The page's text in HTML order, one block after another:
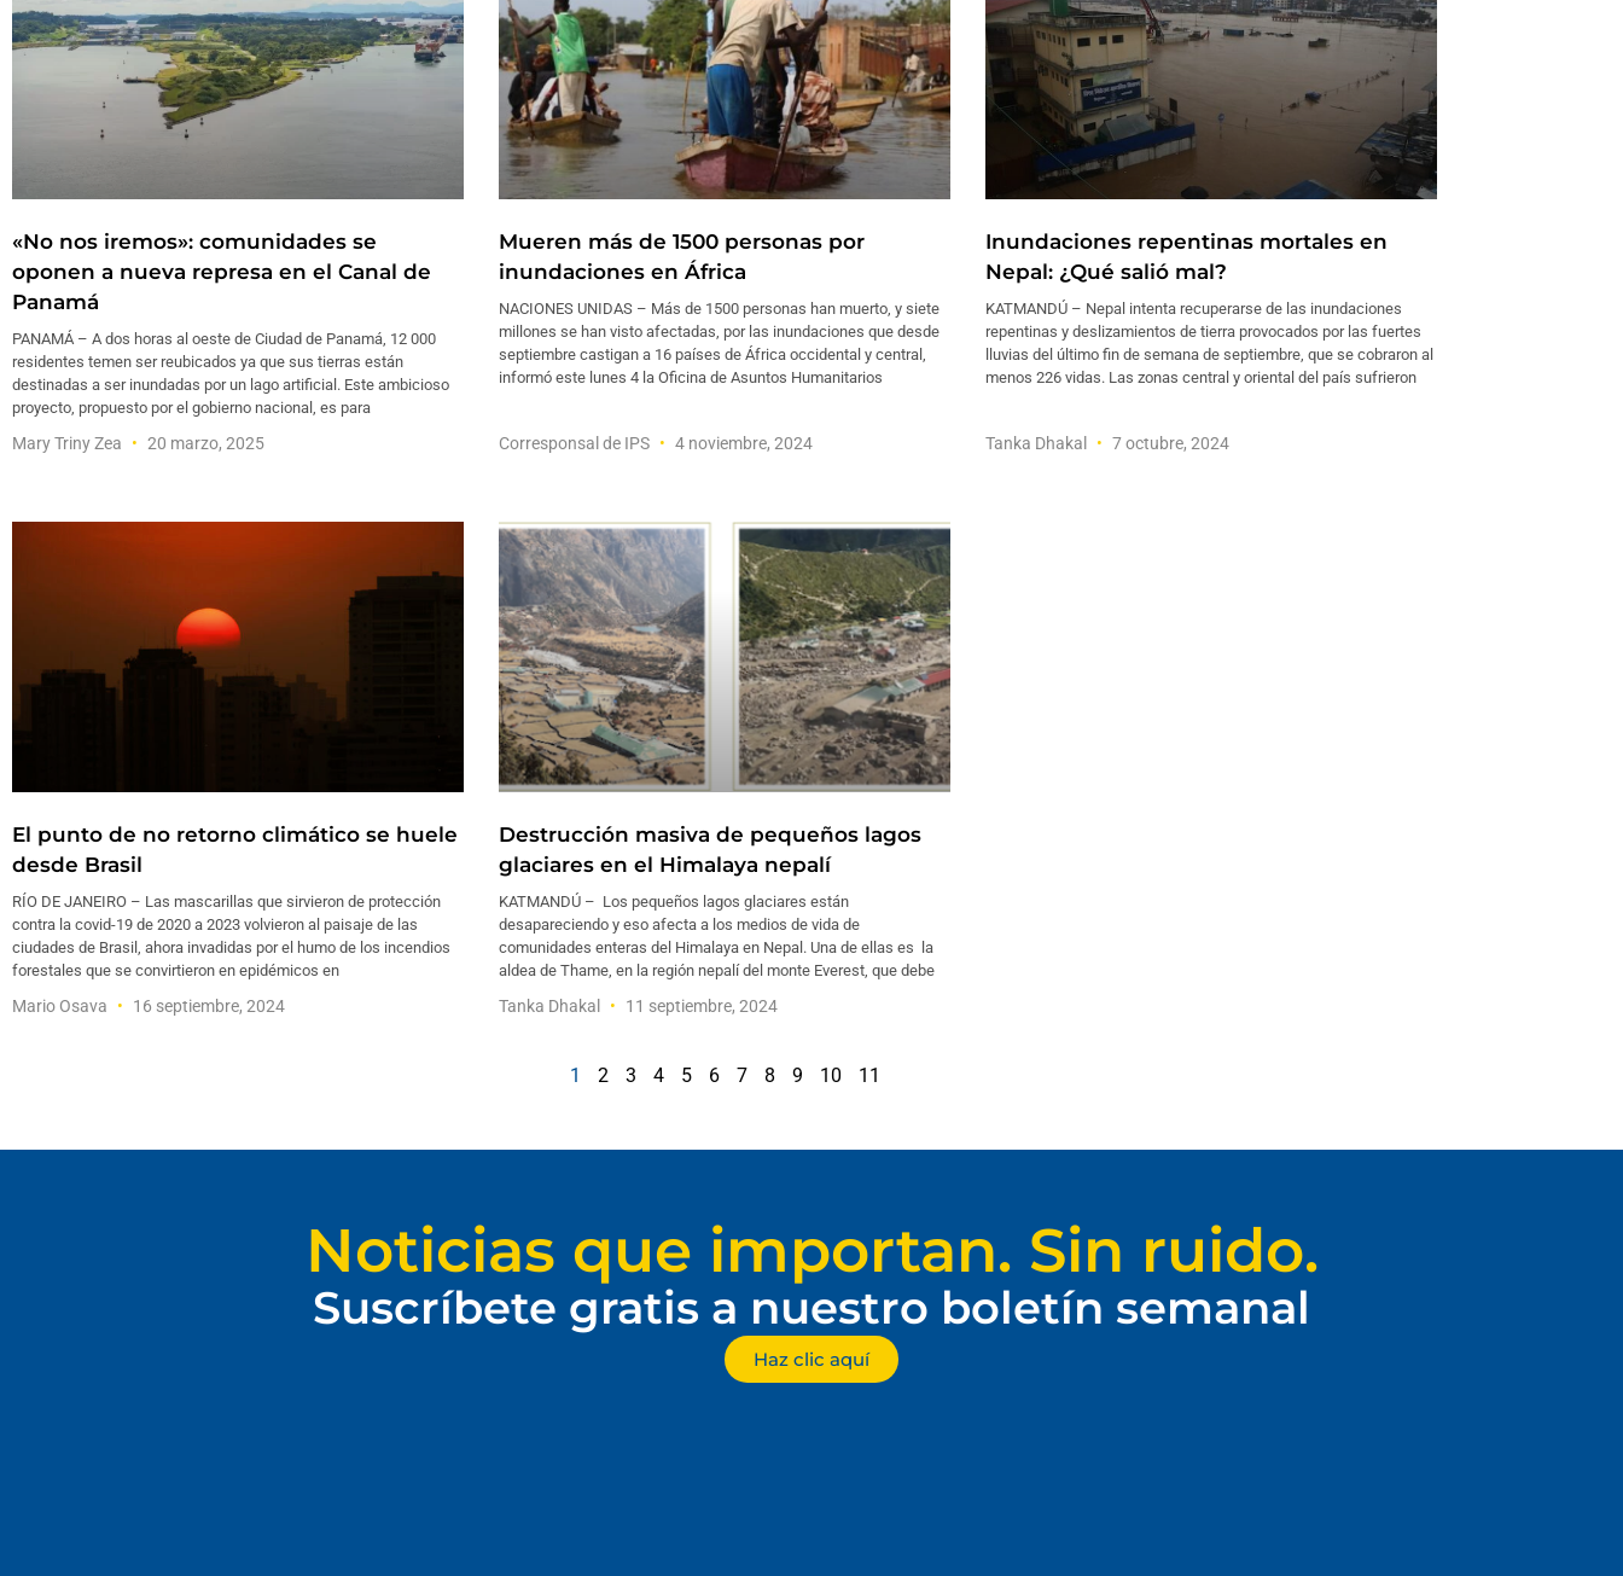
«No nos iremos»: comunidades se
oponen a nueva represa en el Canal de
Panamá
PANAMÁ – A dos horas al oeste de Ciudad de Panamá, 12 000
residentes temen ser reubicados ya que sus tierras están
destinadas a ser inundadas por un lago artificial. Este ambicioso
proyecto, propuesto por el gobierno nacional, es para
Mary Triny Zea 20 marzo, 2025
Mueren más de 1500 personas por
inundaciones en África
NACIONES UNIDAS – Más de 1500 personas han muerto, y siete
millones se han visto afectadas, por las inundaciones que desde
septiembre castigan a 16 países de África occidental y central,
informó este lunes 4 la Oficina de Asuntos Humanitarios
Corresponsal de IPS 4 noviembre, 2024
Inundaciones repentinas mortales en
Nepal: ¿Qué salió mal?
KATMANDÚ – Nepal intenta recuperarse de las inundaciones
repentinas y deslizamientos de tierra provocados por las fuertes
lluvias del último fin de semana de septiembre, que se cobraron al
menos 226 vidas. Las zonas central y oriental del país sufrieron
Tanka Dhakal 7 octubre, 2024
El punto de no retorno climático se huele
desde Brasil
RÍO DE JANEIRO – Las mascarillas que sirvieron de protección
contra la covid-19 de 2020 a 2023 volvieron al paisaje de las
ciudades de Brasil, ahora invadidas por el humo de los incendios
forestales que se convirtieron en epidémicos en
Mario Osava 16 septiembre, 2024
Destrucción masiva de pequeños lagos
glaciares en el Himalaya nepalí
KATMANDÚ – Los pequeños lagos glaciares están
desapareciendo y eso afecta a los medios de vida de
comunidades enteras del Himalaya en Nepal. Una de ellas es la
aldea de Thame, en la región nepalí del monte Everest, que debe
Tanka Dhakal 11 septiembre, 2024
1 2 3 4 5 6 7 8 9 10 11
Noticias que importan. Sin ruido.
Suscríbete gratis a nuestro boletín semanal
Haz clic aquí